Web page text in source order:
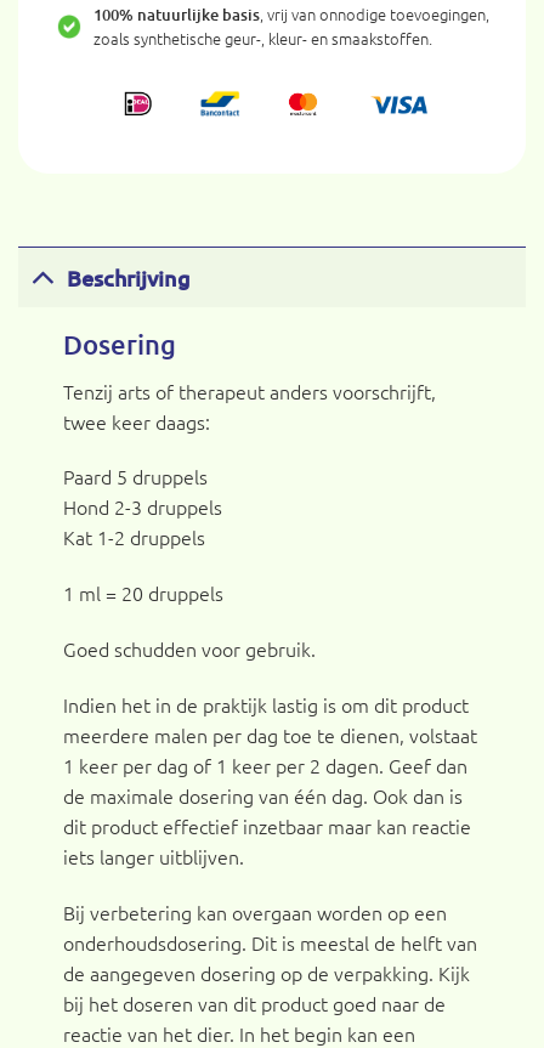
100% natuurlijke basis, vrij van onnodige toevoegingen,
zoals synthetische geur-, kleur- en smaakstoffen.
Beschrijving
Dosering
Tenzij arts of therapeut anders voorschrijft,
twee keer daags:
Paard 5 druppels
Hond 2-3 druppels
Kat 1-2 druppels
1 ml = 20 druppels
Goed schudden voor gebruik.
Indien het in de praktijk lastig is om dit product
meerdere malen per dag toe te dienen, volstaat
1 keer per dag of 1 keer per 2 dagen. Geef dan
de maximale dosering van één dag. Ook dan is
dit product effectief inzetbaar maar kan reactie
iets langer uitblijven.
Bij verbetering kan overgaan worden op een
onderhoudsdosering. Dit is meestal de helft van
de aangegeven dosering op de verpakking. Kijk
bij het doseren van dit product goed naar de
reactie van het dier. In het begin kan een